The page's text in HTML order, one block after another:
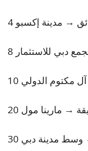
→ مدينة إكسبو
آل مكتوم الدولي
→ مارينا مول
→ وسط مدينة دبي